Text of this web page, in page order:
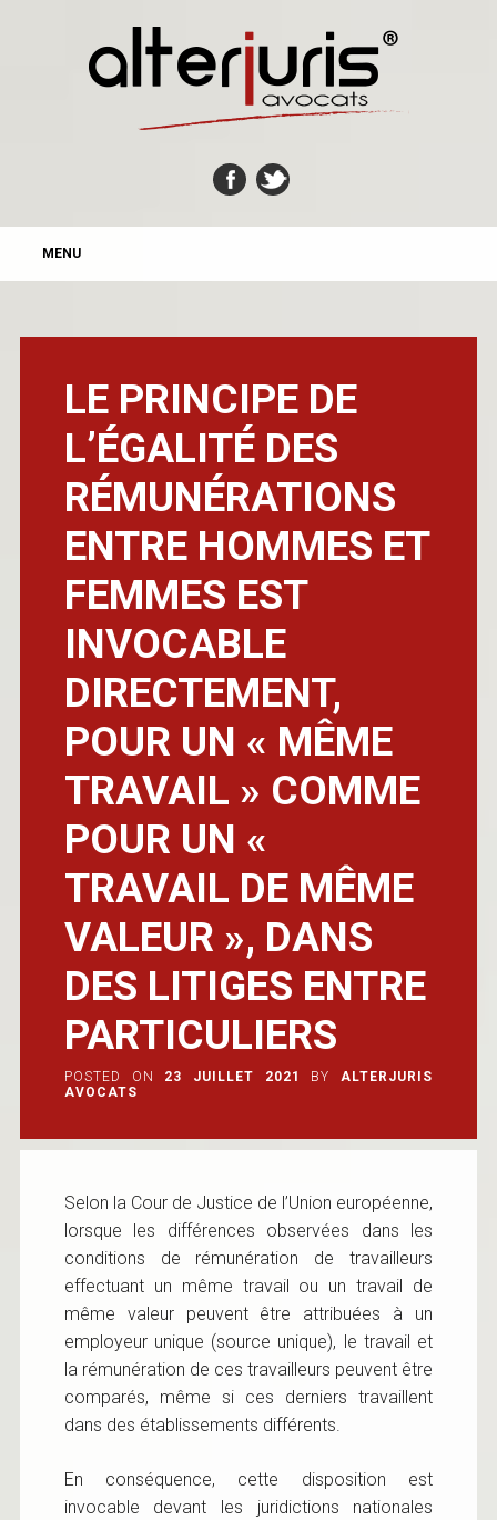
MAIN MENU
MENU
LE PRINCIPE DE
L’ÉGALITÉ DES
RÉMUNÉRATIONS
ENTRE HOMMES ET
FEMMES EST
INVOCABLE
DIRECTEMENT,
POUR UN « MÊME
TRAVAIL » COMME
POUR UN «
TRAVAIL DE MÊME
VALEUR », DANS
DES LITIGES ENTRE
PARTICULIERS
POSTED ON 23 JUILLET 2021 BY
ALTERJURIS
AVOCATS
Selon la Cour de Justice de l’Union européenne,
lorsque les différences observées dans les
conditions de rémunération de travailleurs
effectuant un même travail ou un travail de
même valeur peuvent être attribuées à un
employeur unique (source unique), le travail et
la rémunération de ces travailleurs peuvent être
comparés, même si ces derniers travaillent
dans des établissements différents.
En conséquence, cette disposition est
invocable devant les juridictions nationales